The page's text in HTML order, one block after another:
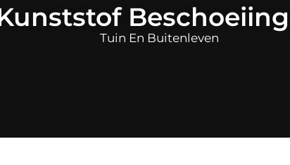
Tuin En Buitenleven